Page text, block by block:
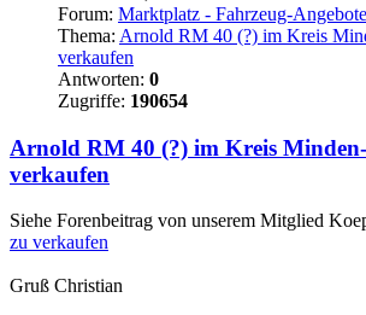
Forum: Marktplatz - Fahrzeug-Angebote
Thema: Arnold RM 40 (?) im Kreis
verkaufen
Antworten: 0
Zugriffe: 190654
Arnold RM 40 (?) im Kreis
verkaufen
Siehe Forenbeitrag von unserem Mitglied
zu verkaufen
Gruß Christian